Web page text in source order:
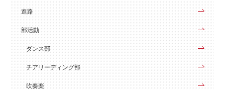
進路
部活動
ダンス部
チアリーディング部
吹奏楽